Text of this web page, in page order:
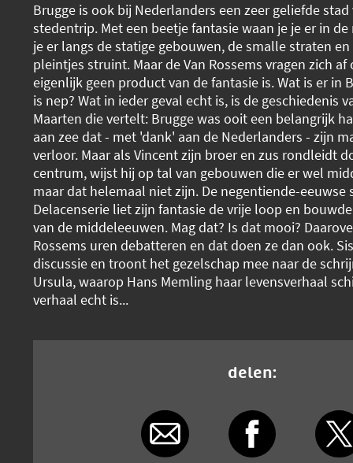
Brugge is ook bij Nederlanders een zeer geliefde stad
stedentrip. Met een beetje fantasie waan je je er in
je er langs de statige gebouwen, de smalle straten
pleintjes struint. Maar de Van Rossems vragen zich af
eigenlijk geen product van de fantasie is. Wat is er in
is nep? Wat in ieder geval echt is, is de geschiedenis
Maarten die vertelt: Brugge was ooit een belangrijk
aan zee dat - met 'dank' aan de Nederlanders - zijn
verloor. Maar als Vincent zijn broer en zus rondleidt
centrum, wijst hij op tal van gebouwen die er wel
maar dat helemaal niet zijn. De negentiende-eeuwse
Delacenserie liet zijn fantasie de vrije loop en
van de middeleeuwen. Mag dat? Is dat mooi?
Rossems uren debatteren en dat doen ze dan ook.
discussie en troont het gezelschap mee naar de
Ursula, waarop Hans Memling haar levensverhaal
verhaal echt is...
delen: